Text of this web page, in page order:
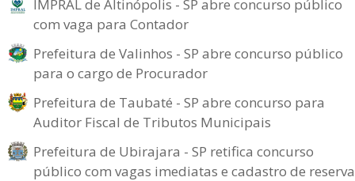
IMPRAL de Altinópolis - SP abre concurso público
com vaga para Contador
Prefeitura de Valinhos - SP abre concurso público
para o cargo de Procurador
Prefeitura de Taubaté - SP abre concurso para
Auditor Fiscal de Tributos Municipais
Prefeitura de Ubirajara - SP retifica concurso
público com vagas imediatas e cadastro de reserva